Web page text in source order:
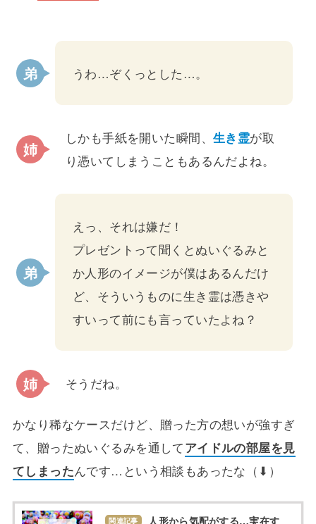
うわ…ぞくっとした…。
しかも手紙を開いた瞬間、 生き霊が取
り憑いてしまうこともあるんだよね。
えっ、それは嫌だ！
プレゼントって聞くとぬいぐるみと
か人形のイメージが僕はあるんだけ
ど、そういうものに生き霊は憑きや
すいって前にも言っていたよね？
そうだね。
かなり稀なケースだけど、贈った方の想いが強すぎ
て、贈ったぬいぐるみを通してアイドルの部屋を見
てしまったんです…という相談もあったな（⬇︎）
関連記事
人形から気配がする…実在す